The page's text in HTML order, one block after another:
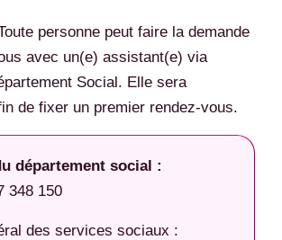
personne peut faire la demande
avec un(e) assistant(e) via
Social. Elle sera
de fixer un premier rendez-vous.
département social :
348 150
des services sociaux :